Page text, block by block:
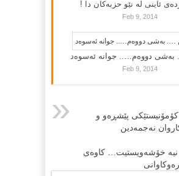
ئاینی لە نێو حزبەکان دا !
Feb 9, 2014
بەشی دووەم….. جوانە ئەسوەد
Feb 9, 2014
پێشڕەو و
نەجمەدین
نیە خۆشەویستیت… کاوەى